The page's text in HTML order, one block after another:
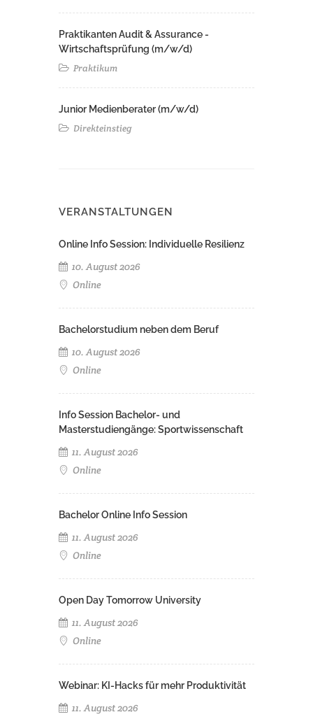
Praktikanten Audit & Assurance -
Wirtschaftsprüfung (m/w/d)
Praktikum
Junior Medienberater (m/w/d)
Direkteinstieg
VERANSTALTUNGEN
Online Info Session: Individuelle Resilienz
10. August 2026
Online
Bachelorstudium neben dem Beruf
10. August 2026
Online
Info Session Bachelor- und
Masterstudiengänge: Sportwissenschaft
11. August 2026
Online
Bachelor Online Info Session
11. August 2026
Online
Open Day Tomorrow University
11. August 2026
Online
Webinar: KI-Hacks für mehr Produktivität
11. August 2026